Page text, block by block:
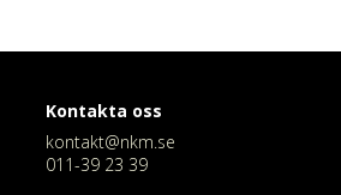
Kontakta oss
kontakt@nkm.se
011-39 23 39